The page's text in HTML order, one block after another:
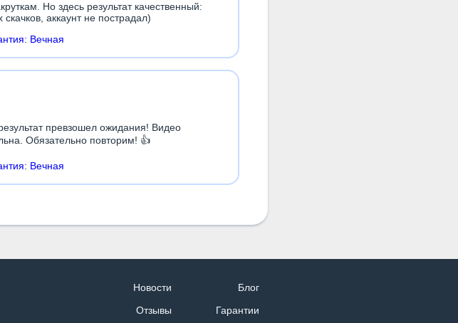
Но здесь результат качественный:
аккаунт не пострадал)
Вечная
превзошел ожидания! Видео
Обязательно повторим! 👍
Вечная
Новости
Блог
Отзывы
Гарантии